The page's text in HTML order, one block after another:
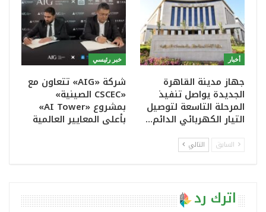
أخبار
جهاز مدينة القاهرة
الجديدة يواصل تنفيذ
المرحلة التاسعة لتوصيل
التيار الكهربائي الدائم…
خبر رئيسي
شركة «AIG» تتعاون مع
«CSCEC الصينية»
بمشروع «AI Tower»
بأعلى المعايير العالمية
السابق التالي
اترك رد